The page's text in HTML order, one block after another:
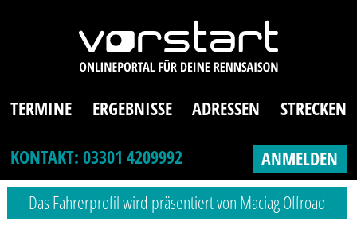
TERMINE ERGEBNISSE ADRESSEN
STRECKEN
KONTAKT: 03301 4209992
ANMELDEN
Das Fahrerprofil wird präsentiert von Maciag Offroad